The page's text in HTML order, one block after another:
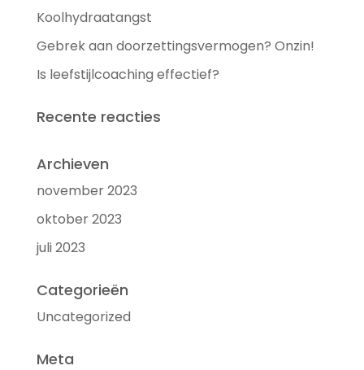
Koolhydraatangst
Gebrek aan doorzettingsvermogen? Onzin!
Is leefstijlcoaching effectief?
Recente reacties
Archieven
november 2023
oktober 2023
juli 2023
Categorieën
Uncategorized
Meta